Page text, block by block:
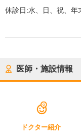
休診日:水、日、祝、年
医師・施設情報
ドクター紹介